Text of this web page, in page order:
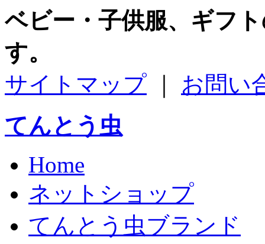
ベビー・子供服、ギフ
す。
サイトマップ
お問い
てんとう虫
Home
ネットショップ
てんとう虫ブランド